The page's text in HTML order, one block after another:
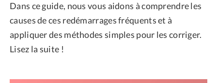
Dans ce guide, nous vous aidons à comprendre les
causes de ces redémarrages fréquents et à
appliquer des méthodes simples pour les corriger.
Lisez la suite !